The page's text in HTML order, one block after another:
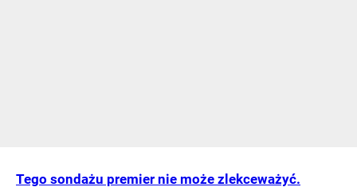
Tego sondażu premier nie może zlekceważyć.